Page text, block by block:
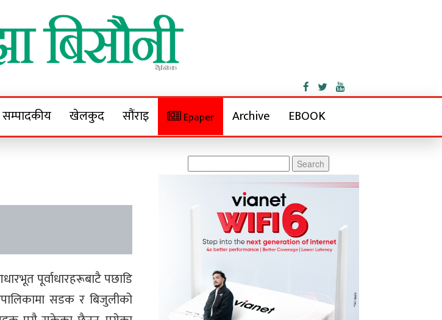
सम्पादकीय खेलकुद सौंराइ Epaper Archive EBOOK
पूर्वाधारहरूबाटै पछाडि
सडक र बिजुलीको
for: